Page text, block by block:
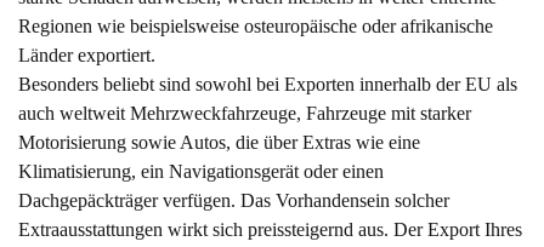
Regionen wie beispielsweise osteuropäische oder afrikanische
Länder exportiert.
Besonders beliebt sind sowohl bei Exporten innerhalb der EU als
auch weltweit Mehrzweckfahrzeuge, Fahrzeuge mit starker
Motorisierung sowie Autos, die über Extras wie eine
Klimatisierung, ein Navigationsgerät oder einen
Dachgepäckträger verfügen. Das Vorhandensein solcher
Extraausstattungen wirkt sich preissteigernd aus. Der Export Ihres